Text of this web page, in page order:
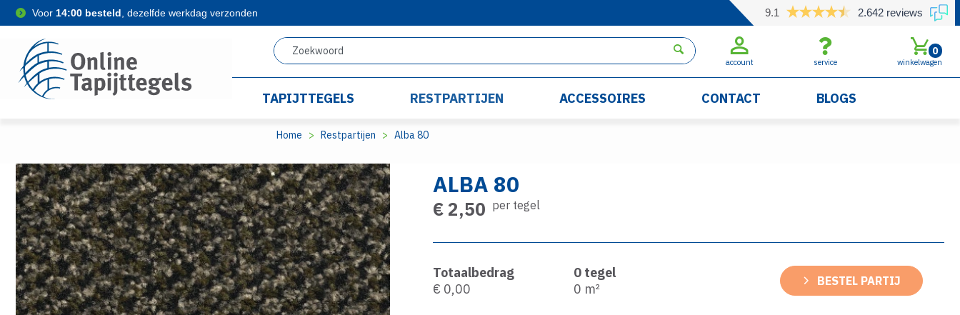
Voor 14:00 besteld , dezelfde werkdag verzonden 9.1 2.642 reviews
account service winkelwagen
0
TAPIJTTEGELS RESTPARTIJEN ACCESSOIRES CONTACT BLOGS
Home Restpartijen Alba 80
ALBA 80
€ 2,50 per tegel
Totaalbedrag
€ 0,00
0 tegel
0 m² BESTEL PARTIJ